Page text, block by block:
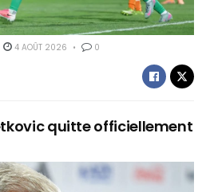
4 AOÛT 2026 0
quitte officiellement